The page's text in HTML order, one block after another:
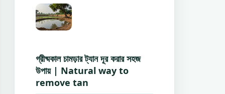
গ্রীষ্মকাল চামড়ার ট্যান দূর করার সহজ
উপায় | Natural way to
remove tan